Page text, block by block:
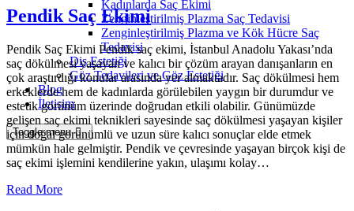
Kadınlarda Saç Ekimi
Zenginleştirilmiş Plazma Saç Tedavisi
Zenginleştirilmiş Plazma ve Kök Hücre Saç
Tedavisi
Diş Estetiği
Göz Tedavileri ve Göz Estetiği
Blog
İletişim
Toggle menu
Pendik Saç Ekimi
Pendik Saç Ekimi Pendik saç ekimi, İstanbul Anadolu Yakası’nda
saç dökülmesi yaşayan ve kalıcı bir çözüm arayan danışanların en
çok araştırdığı konular arasında yer almaktadır. Saç dökülmesi hem
erkeklerde hem de kadınlarda görülebilen yaygın bir durumdur ve
estetik görünüm üzerinde doğrudan etkili olabilir. Günümüzde
gelişen saç ekimi teknikleri sayesinde saç dökülmesi yaşayan kişiler
için doğal görünümlü ve uzun süre kalıcı sonuçlar elde etmek
mümkün hale gelmiştir. Pendik ve çevresinde yaşayan birçok kişi de
saç ekimi işlemini kendilerine yakın, ulaşımı kolay…
Read More